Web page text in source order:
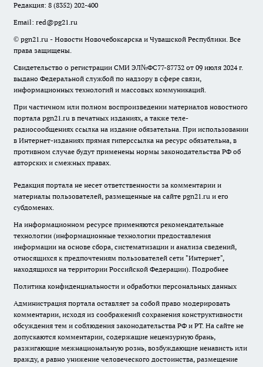
Редакция: 8 (8352) 202-400
Email: red@pg21.ru
© pgn21.ru - Новости Новочебоксарска и Чувашской Республики. Все
права защищены.
Свидетельство о регистрации СМИ ЭЛ№ФС77-87732 от 09 июля 2024 г.
выдано Федеральной службой по надзору в сфере связи,
информационных технологий и массовых коммуникаций.
При частичном или полном воспроизведении материалов новостного
портала pgn21.ru в печатных изданиях, а также теле-
радиосообщениях ссылка на издание обязательна. При использовании
в Интернет-изданиях прямая гиперссылка на ресурс обязательна, в
противном случае будут применены нормы законодательства РФ об
авторских и смежных правах.
Редакция портала не несет ответственности за комментарии и
материалы пользователей, размещенные на сайте pgn21.ru и его
субдоменах.
На информационном ресурсе применяются рекомендательные
технологии (информационные технологии предоставления
информации на основе сбора, систематизации и анализа сведений,
относящихся к предпочтениям пользователей сети "Интернет",
находящихся на территории Российской Федерации). Подробнее
Политика конфиденциальности и обработки персональных данных
Администрация портала оставляет за собой право модерировать
комментарии, исходя из соображений сохранения конструктивности
обсуждения тем и соблюдения законодательства РФ и РТ. На сайте не
допускаются комментарии, содержащие нецензурную брань,
разжигающие межнациональную рознь, возбуждающие ненависть или
вражду, а равно унижение человеческого достоинства, размещение